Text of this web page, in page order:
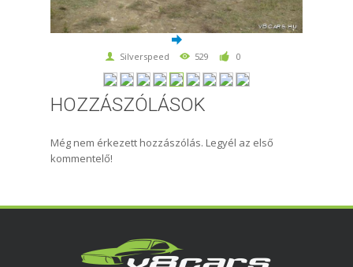
Silverspeed 529 0
HOZZÁSZÓLÁSOK
Még nem érkezett hozzászólás. Legyél az első
kommentelő!